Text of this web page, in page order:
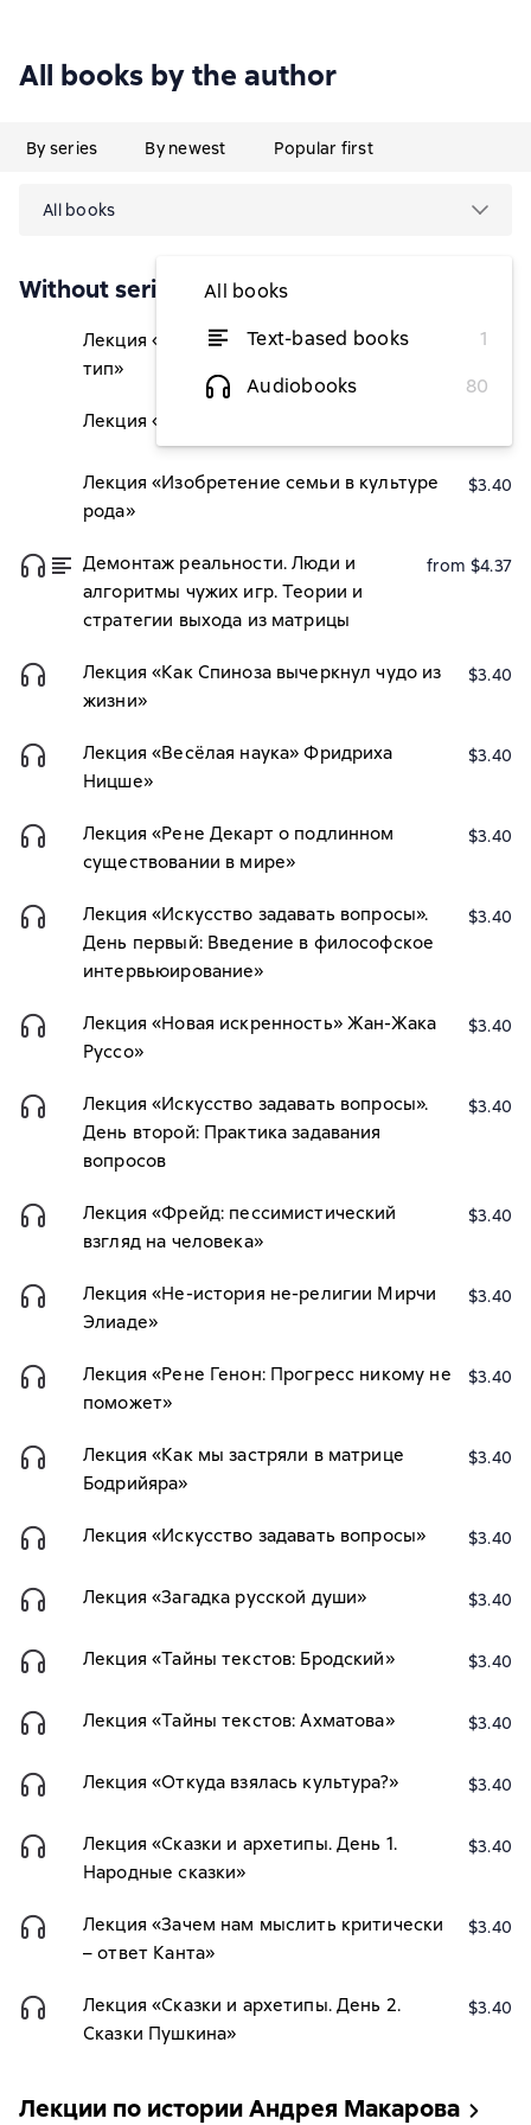
All books by the author
By series By newest Popular first
All books
All books
Text-based books
1
Audiobooks
80
Without series
Лекция «Карл Маркс как религиозный
тип»
$3.40
Лекция «Тайны текстов. Бодрийяр»
Лекция «Изобретение семьи в культуре
рода»
$3.40
Демонтаж реальности. Люди и
алгоритмы чужих игр. Теории и
стратегии выхода из матрицы
from $4.37
Лекция «Как Спиноза вычеркнул чудо из
жизни»
$3.40
Лекция «Весёлая наука» Фридриха
Ницше»
$3.40
Лекция «Рене Декарт о подлинном
существовании в мире»
$3.40
Лекция «Искусство задавать вопросы».
День первый: Введение в философское
интервьюирование»
$3.40
Лекция «Новая искренность» Жан-Жака
Руссо»
$3.40
Лекция «Искусство задавать вопросы».
День второй: Практика задавания
вопросов
$3.40
Лекция «Фрейд: пессимистический
взгляд на человека»
$3.40
Лекция «Не-история не-религии Мирчи
Элиаде»
$3.40
Лекция «Рене Генон: Прогресс никому не
поможет»
$3.40
Лекция «Как мы застряли в матрице
Бодрийяра»
$3.40
Лекция «Искусство задавать вопросы» $3.40
Лекция «Загадка русской души» $3.40
Лекция «Тайны текстов: Бродский» $3.40
Лекция «Тайны текстов: Ахматова» $3.40
Лекция «Откуда взялась культура?» $3.40
Лекция «Сказки и архетипы. День 1.
Народные сказки»
$3.40
Лекция «Зачем нам мыслить критически
– ответ Канта»
$3.40
Лекция «Сказки и архетипы. День 2.
Сказки Пушкина»
$3.40
Лекции по истории Андрея Макарова